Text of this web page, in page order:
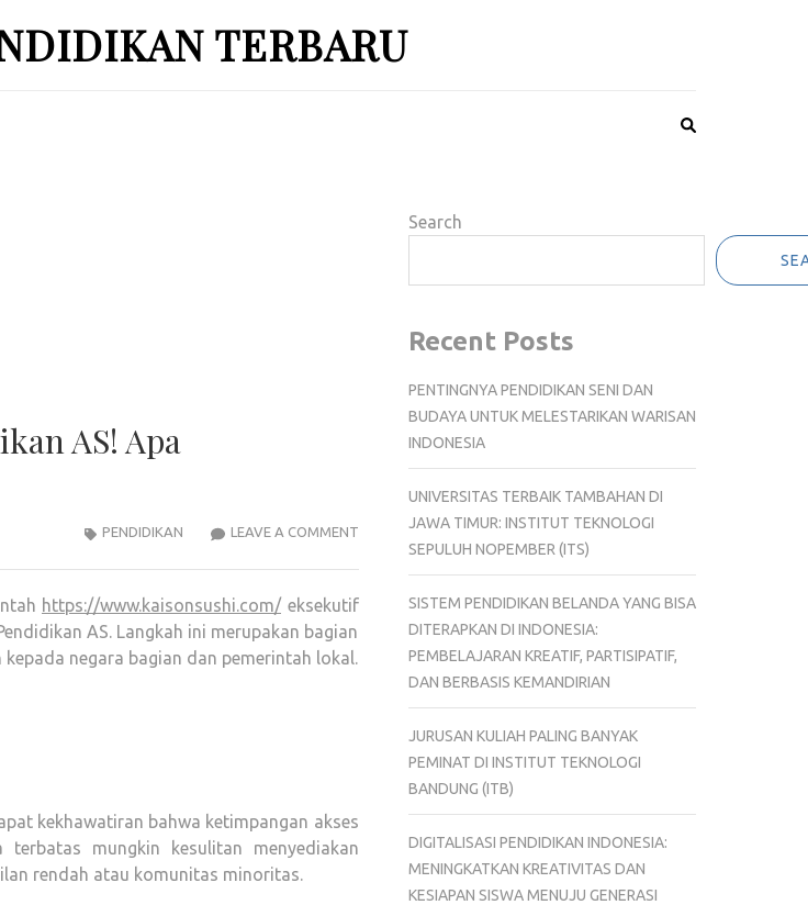
TERBARU
AS! Apa
LEAVE A COMMENTTRUMP
BUBARKAN
PENDIDIKAN
APA
DAMPAKNYA
PENDIDIKAN
https://www.kaisonsushi.com/ eksekutif
AS. Langkah ini merupakan bagian
negara bagian dan pemerintah lokal.
kekhawatiran bahwa ketimpangan akses
mungkin kesulitan menyediakan
rendah atau komunitas minoritas.
Search
Recent Posts
PENTINGNYA PENDIDIKAN SENI DAN
BUDAYA UNTUK MELESTARIKAN WARISAN
INDONESIA
UNIVERSITAS TERBAIK TAMBAHAN DI
JAWA TIMUR: INSTITUT TEKNOLOGI
SEPULUH NOPEMBER (ITS)
SISTEM PENDIDIKAN BELANDA YANG BISA
DITERAPKAN DI INDONESIA:
PEMBELAJARAN KREATIF, PARTISIPATIF,
DAN BERBASIS KEMANDIRIAN
JURUSAN KULIAH PALING BANYAK
PEMINAT DI INSTITUT TEKNOLOGI
BANDUNG (ITB)
DIGITALISASI PENDIDIKAN INDONESIA:
MENINGKATKAN KREATIVITAS DAN
KESIAPAN SISWA MENUJU GENERASI